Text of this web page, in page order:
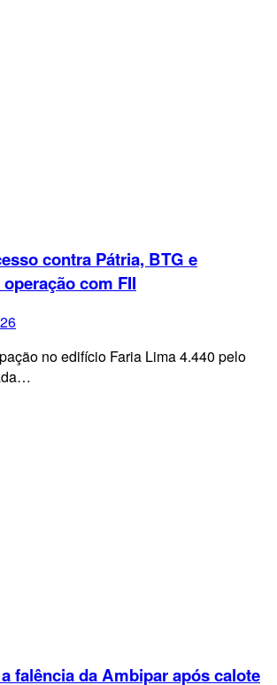
contra Pátria, BTG e
com FII
no edifício Faria Lima 4.440 pelo
falência da Ambipar após calote